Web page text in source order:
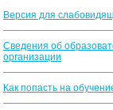
Версия для
Сведения об
организации
Как попасть на